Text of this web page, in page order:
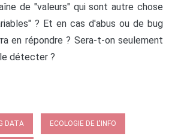
de "valeurs" qui sont autre chose
? Et en cas d'abus ou de bug
en répondre ? Sera-t-on seulement
détecter ?
DATA ECOLOGIE DE L'INFO